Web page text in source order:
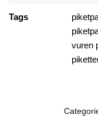
Tags
vuren